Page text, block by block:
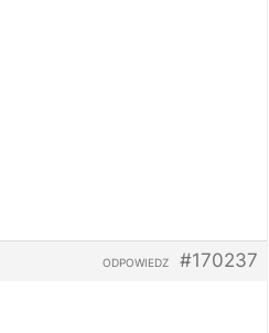
#170237
ODPOWIEDZ